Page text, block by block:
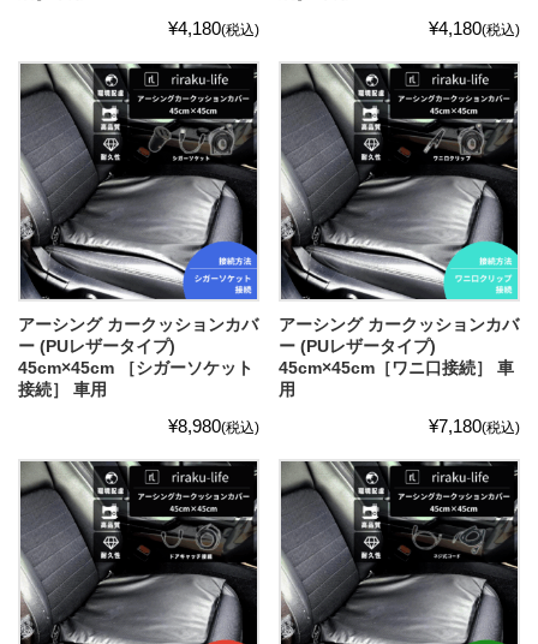
¥4,180(税込) ¥4,180(税込)
アーシング カークッションカバ
ー (PUレザータイプ)
45cm×45cm ［シガーソケット
接続］ 車用
¥8,980(税込)
アーシング カークッションカバ
ー (PUレザータイプ)
45cm×45cm［ワニ口接続］ 車
用
¥7,180(税込)